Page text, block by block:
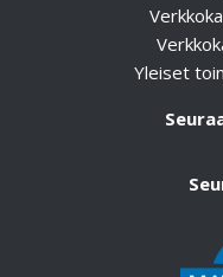
Yleiset